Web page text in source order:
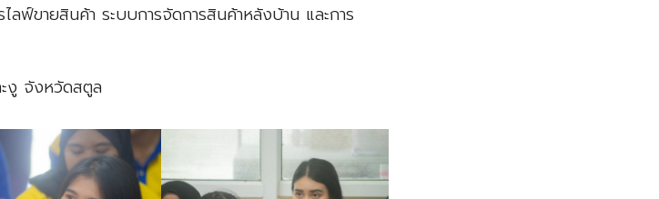
ลฟ์ขายสินค้า ระบบการจัดการสินค้าหลังบ้าน และการ
งู จังหวัดสตูล